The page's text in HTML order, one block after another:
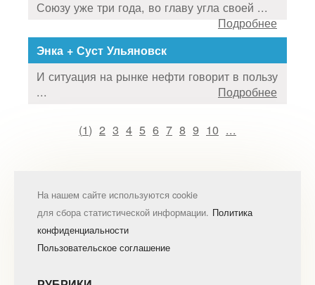
Союзу уже три года, во главу угла своей ...
Подробнее
Энка + Суст Ульяновск
И ситуация на рынке нефти говорит в пользу
...
Подробнее
(1) 2 3 4 5 6 7 8 9 10 ...
На нашем сайте используются cookie
для сбора статистической информации. Политика
конфиденциальности
Пользовательское соглашение